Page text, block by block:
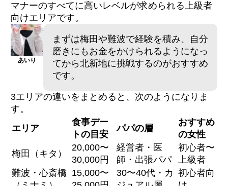
マナーのすべてに高いレベルが求められる上級者
向けエリアです。
あいり
まずは梅田や難波で経験を積み、自分
磨きにもお金をかけられるようになっ
てから北新地に挑戦するのがおすすめ
です。
3エリアの違いをまとめると、次のようになりま
す。
エリア
食事デー
トの目安
パパの層
おすすめ
の女性
梅田（キタ）
20,000〜
30,000円
経営者・医
師・出張パパ
初心者〜
上級者
難波・心斎橋 15,000〜
30〜40代・カ 初心者向